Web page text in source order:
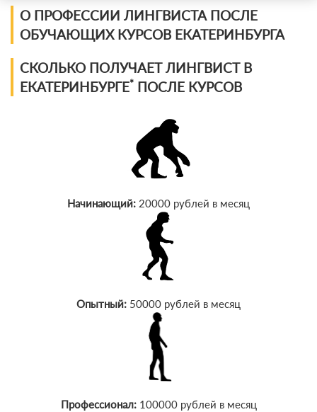
О ПРОФЕССИИ ЛИНГВИСТА ПОСЛЕ
ОБУЧАЮЩИХ КУРСОВ ЕКАТЕРИНБУРГА
СКОЛЬКО ПОЛУЧАЕТ ЛИНГВИСТ В
ЕКАТЕРИНБУРГЕ* ПОСЛЕ КУРСОВ
Начинающий: 20000 рублей в месяц
Опытный: 50000 рублей в месяц
Профессионал:100000 рублей в месяц
Фильтр курсов по профессии
По виду
По форме обучения